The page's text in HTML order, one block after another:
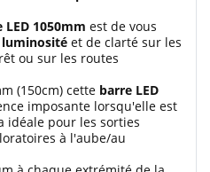
LED 1050mm est de vous
et de clarté sur les
ou sur les routes
(150cm) cette barre LED
imposante lorsqu'elle est
idéale pour les sorties
à l'aube/au